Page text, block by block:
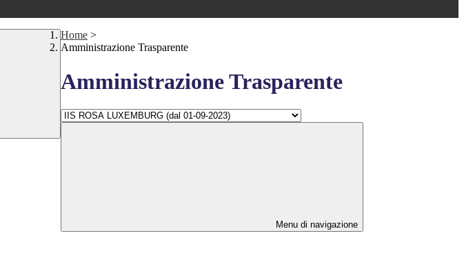
Home >
Amministrazione Trasparente
Amministrazione Trasparente
Menu di navigazione